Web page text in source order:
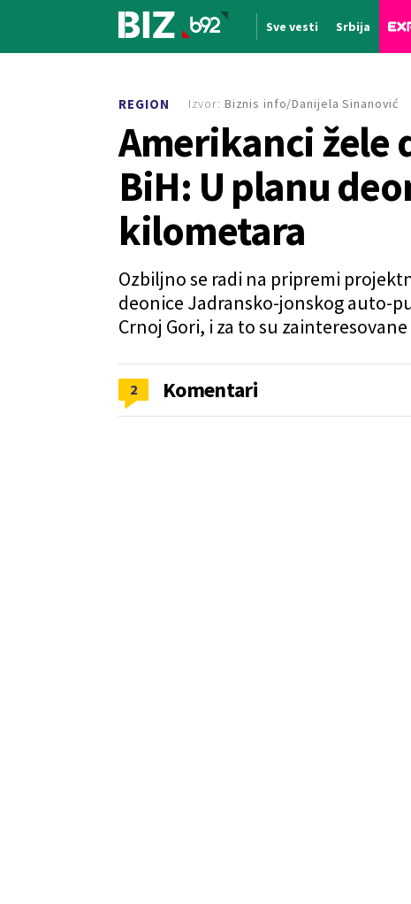
Sve vesti Srbija
REGION
Amerikanci žele
BiH: U planu
kilometara
Ozbiljno se radi na pripremi
deonice Јadransko-jonskog auto-
Crnoj Gori, i za to su
Izvor: Biznis info/Danijela Sinanović
2 Komentari